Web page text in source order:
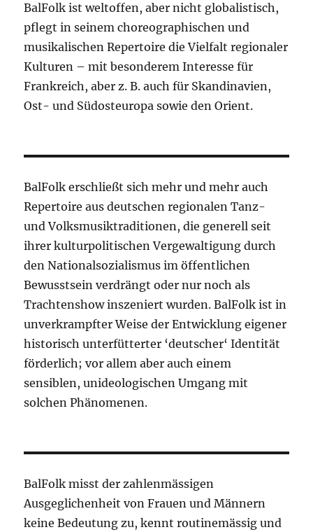
BalFolk ist weltoffen, aber nicht globalistisch,
pflegt in seinem choreographischen und
musikalischen Repertoire die Vielfalt regionaler
Kulturen – mit besonderem Interesse für
Frankreich, aber z. B. auch für Skandinavien,
Ost- und Südosteuropa sowie den Orient.
BalFolk erschließt sich mehr und mehr auch
Repertoire aus deutschen regionalen Tanz-
und Volksmusiktraditionen, die generell seit
ihrer kulturpolitischen Vergewaltigung durch
den Nationalsozialismus im öffentlichen
Bewusstsein verdrängt oder nur noch als
Trachtenshow inszeniert wurden. BalFolk ist in
unverkrampfter Weise der Entwicklung eigener
historisch unterfütterter ‘deutscher‘ Identität
förderlich; vor allem aber auch einem
sensiblen, unideologischen Umgang mit
solchen Phänomenen.
BalFolk misst der zahlenmässigen
Ausgeglichenheit von Frauen und Männern
keine Bedeutung zu, kennt routinemässig und